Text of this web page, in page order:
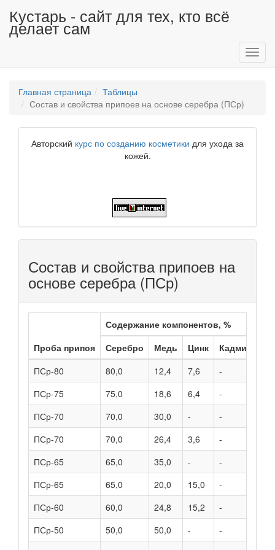
Кустарь - сайт для тех, кто всё
делает сам
Главная страница
Таблицы
Состав и свойства припоев на основе серебра (ПСр)
Авторский курс по созданию косметики для ухода за
кожей.
Состав и свойства припоев на
основе серебра (ПСр)
Проба припоя
Содержание компонентов, %
Серебро
Медь Цинк Кадмий
ПСр-80
80,0 12,4 7,6 -
ПСр-75
75,0 18,6 6,4 -
ПСр-70
70,0 30,0 - -
ПСр-70
70,0 26,4 3,6 -
ПСр-65
65,0 35,0 - -
ПСр-65
65,0 20,0 15,0 -
ПСр-60
60,0 24,8 15,2 -
ПСр-50
50,0 50,0 - -